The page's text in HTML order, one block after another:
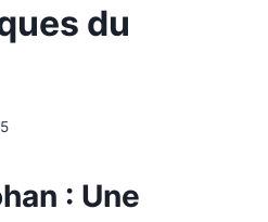
du
: Une